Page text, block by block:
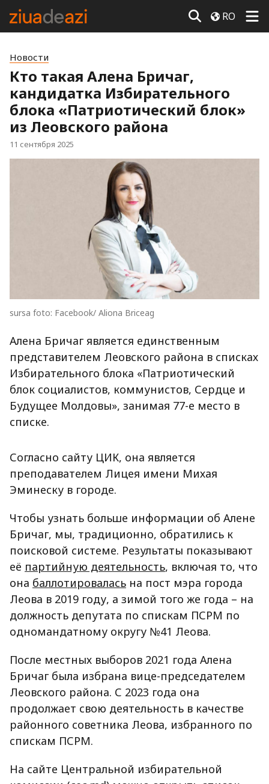
RO
Новости
Кто такая Алена Бричаг,
кандидатка Избирательного
блока «Патриотический блок»
из Леовского района
11 сентября 2025
sursa foto: Facebook/ Aliona Briceag
Алена Бричаг является единственным
представителем Леовского района в списках
Избирательного блока «Патриотический
блок социалистов, коммунистов, Сердце и
Будущее Молдовы», занимая 77-е место в
списке.
Согласно сайту ЦИК, она является
преподавателем Лицея имени Михая
Эминеску в городе.
Чтобы узнать больше информации об Алене
Бричаг, мы, традиционно, обратились к
поисковой системе. Результаты показывают
её партийную деятельность, включая то, что
она баллотировалась на пост мэра города
Леова в 2019 году, а зимой того же года – на
должность депутата по спискам ПСРМ по
одномандатному округу №41 Леова.
После местных выборов 2021 года Алена
Бричаг была избрана вице-председателем
Леовского района. С 2023 года она
продолжает свою деятельность в качестве
районного советника Леова, избранного по
спискам ПСРМ.
На сайте Центральной избирательной